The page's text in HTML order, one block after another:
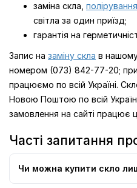
заміна скла, полірування
світла за один приїзд;
гарантія на
Запис на заміну скла в
номером (073) 842-77-20;
працюємо по всій Україні.
Новою Поштою по всій
замовлення на сайті працює
Часті запитання
Чи можна купити скло